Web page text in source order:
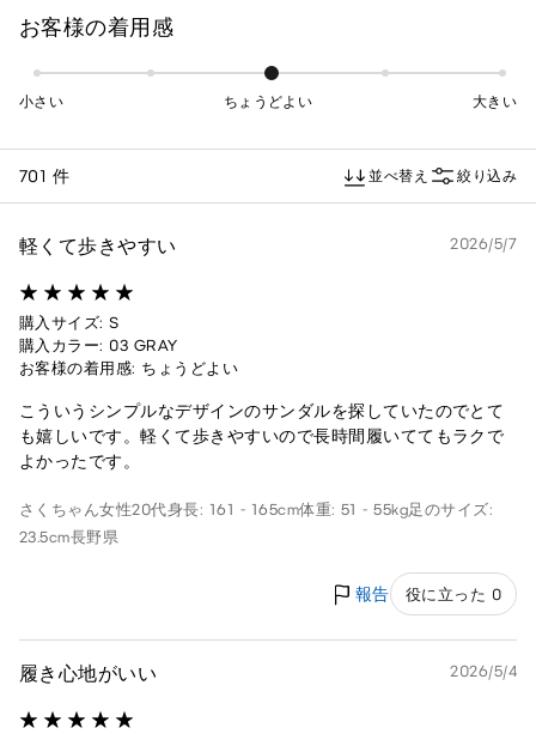
お客様の着用感
小さい ちょうどよい 大きい
701 件 並べ替え 絞り込み
軽くて歩きやすい 2026/5/7
購入サイズ: S
購入カラー: 03 GRAY
お客様の着用感: ちょうどよい
こういうシンプルなデザインのサンダルを探していたのでとて
も嬉しいです。軽くて歩きやすいので長時間履いててもラクで
よかったです。
さくちゃん女性20代身長: 161 - 165cm体重: 51 - 55kg足のサイズ:
23.5cm長野県
報告 役に立った 0
履き心地がいい 2026/5/4